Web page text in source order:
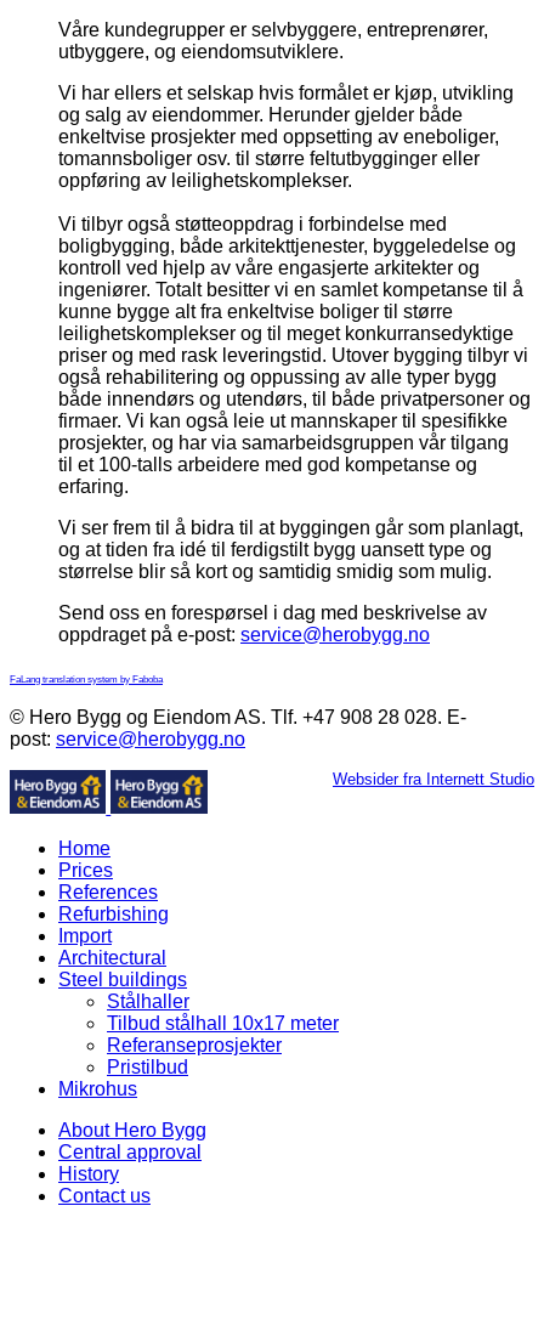
Våre kundegrupper er selvbyggere, entreprenører,
utbyggere, og eiendomsutviklere.
Vi har ellers et selskap hvis formålet er kjøp, utvikling
og salg av eiendommer. Herunder gjelder både
enkeltvise prosjekter med oppsetting av eneboliger,
tomannsboliger osv. til større feltutbygginger eller
oppføring av leilighetskomplekser.
Vi tilbyr også støtteoppdrag i forbindelse med
boligbygging, både arkitekttjenester, byggeledelse og
kontroll ved hjelp av våre engasjerte arkitekter og
ingeniører. Totalt besitter vi en samlet kompetanse til å
kunne bygge alt fra enkeltvise boliger til større
leilighetskomplekser og til meget konkurransedyktige
priser og med rask leveringstid. Utover bygging tilbyr vi
også rehabilitering og oppussing av alle typer bygg
både innendørs og utendørs, til både privatpersoner og
firmaer. Vi kan også leie ut mannskaper til spesifikke
prosjekter, og har via samarbeidsgruppen vår tilgang
til et 100-talls arbeidere med god kompetanse og
erfaring.
Vi ser frem til å bidra til at byggingen går som planlagt,
og at tiden fra idé til ferdigstilt bygg uansett type og
størrelse blir så kort og samtidig smidig som mulig.
Send oss en forespørsel i dag med beskrivelse av
oppdraget på e-post: service@herobygg.no
FaLang translation system by Faboba
© Hero Bygg og Eiendom AS. Tlf. +47 908 28 028. E-
post: service@herobygg.no
Websider fra Internett Studio
Home
Prices
References
Refurbishing
Import
Architectural
Steel buildings
Stålhaller
Tilbud stålhall 10x17 meter
Referanseprosjekter
Pristilbud
Mikrohus
About Hero Bygg
Central approval
History
Contact us